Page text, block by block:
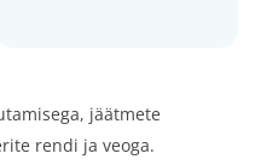
jäätmete
rendi ja veoga.